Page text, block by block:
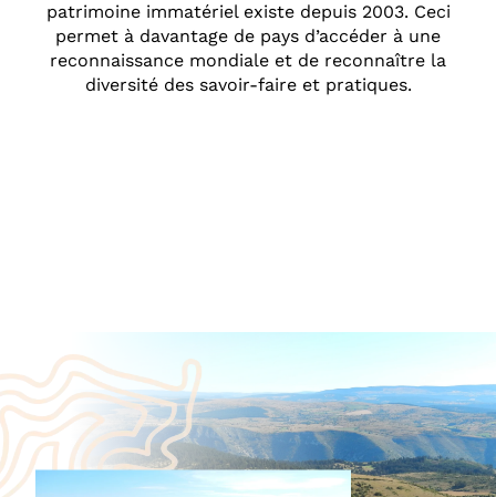
patrimoine immatériel existe depuis 2003. Ceci
permet à davantage de pays d’accéder à une
reconnaissance mondiale et de reconnaître la
diversité des savoir-faire et pratiques.